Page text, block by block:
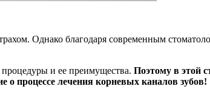
Однако благодаря современным
и ее преимущества. Поэтому в этой
о процессе лечения корневых каналов зубов!